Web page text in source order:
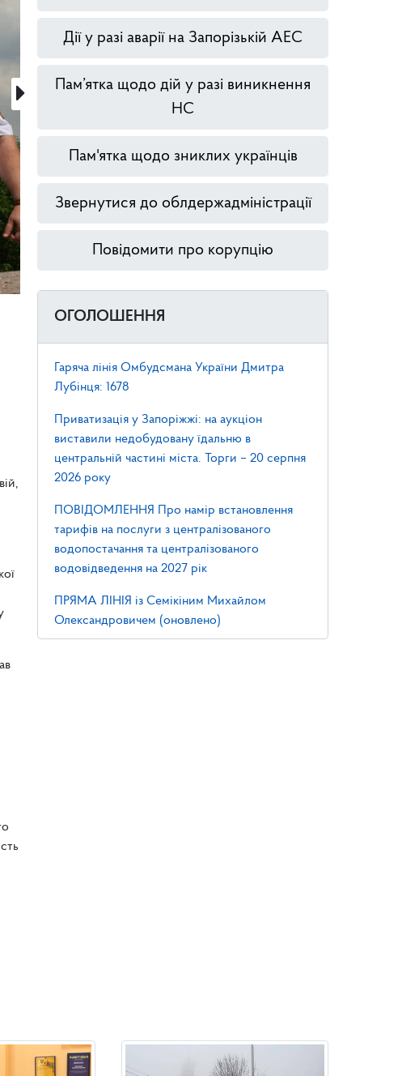
Дії у разі аварії на Запорізькій АЕС
Пам’ятка щодо дій у разі виникнення
НС
Пам'ятка щодо зниклих українців
Звернутися до облдержадміністрації
Повідомити про корупцію
ОГОЛОШЕННЯ
Гаряча лінія Омбудсмана України Дмитра
Лубінця: 1678
Приватизація у Запоріжжі: на аукціон
виставили недобудовану їдальню в
центральній частині міста. Торги – 20 серпня
2026 року
ПОВІДОМЛЕННЯ Про намір встановлення
тарифів на послуги з централізованого
водопостачання та централізованого
водовідведення на 2027 рік
ПРЯМА ЛІНІЯ із Семікіним Михайлом
Олександровичем (оновлено)